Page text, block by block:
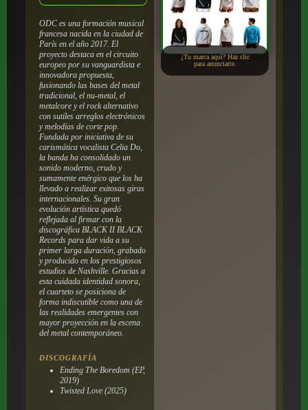
ODC es una formación musical
francesa nacida en la ciudad de
París en el año 2017. El
proyecto destaca en el circuito
europeo por su vanguardista e
innovadora propuesta,
fusionando las bases del metal
tradicional, el nu-metal, el
metalcore y el rock alternativo
con sutiles arreglos electrónicos
y melodías de corte pop.
Fundada por iniciativa de su
carismática vocalista Celia Do,
la banda ha consolidado un
sonido moderno, crudo y
sumamente enérgico que los ha
llevado a realizar exitosas giras
internacionales. Su gran
evolución artística quedó
reflejada al firmar con la
discográfica BLACK II BLACK
Records para dar vida a su
primer larga duración, grabado
y producido en los prestigiosos
estudios de Nashville. Gracias a
esta cuidada identidad sonora,
el cuarteto se posiciona de
forma indiscutible como una de
las realidades emergentes con
mayor proyección en la escena
del metal contemporáneo.
DISCOGRAFÍA
Ending The Boredom (EP,
2019)
Twisted Love (2025)
¿Tu marca aquí? Haz clic
para anunciarte.